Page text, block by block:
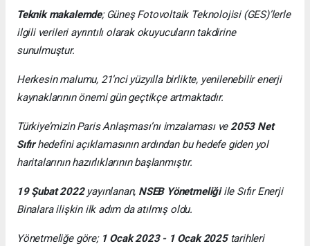
Teknik makalemde; Güneş Fotovoltaik Teknolojisi (GES)’lerle
ilgili verileri ayrıntılı olarak okuyucuların takdirine
sunulmuştur.
Herkesin malumu, 21’nci yüzyılla birlikte, yenilenebilir enerji
kaynaklarının önemi gün geçtikçe artmaktadır.
Türkiye’mizin Paris Anlaşması’nı imzalaması ve2053 Net
Sıfırhedefini açıklamasının ardından bu hedefe giden yol
haritalarının hazırlıklarının başlanmıştır.
19 Şubat 2022 yayınlanan, NSEB Yönetmeliğiile Sıfır Enerji
Binalara ilişkin ilk adım da atılmış oldu.
Yönetmeliğe göre; 1 Ocak 2023 - 1 Ocak 2025 tarihleri